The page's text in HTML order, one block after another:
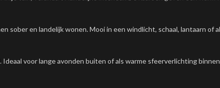
sober en landelijk wonen. Mooi in een windlicht, schaal, lantaarn of
voor lange avonden buiten of als warme sfeerverlichting